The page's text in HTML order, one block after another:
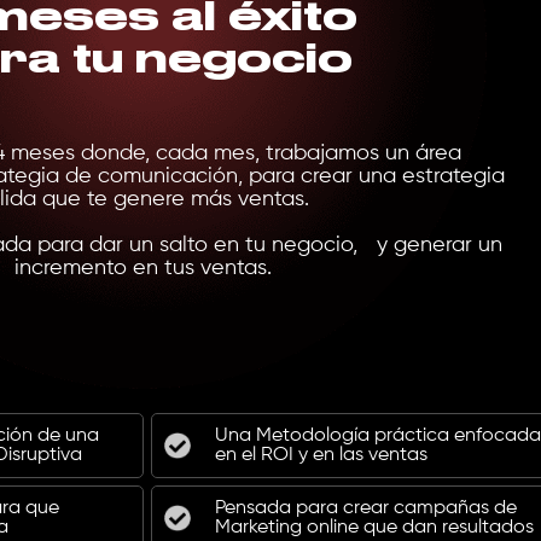
al éxito
tu negocio
meses donde, cada mes, trabajamos un área
de comunicación, para crear una estrategia
que te genere más ventas.
para dar un salto en tu negocio, y generar un
incremento en tus ventas.
de una
Una Metodología práctica enfocada
en el ROI y en las ventas
que
Pensada para crear campañas de
Marketing online que dan resultados